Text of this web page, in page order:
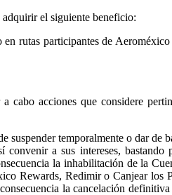
el siguiente beneficio:
rutas participantes de
cabo acciones que considere
suspender temporalmente o dar
a sus intereses,
la inhabilitación de la
Rewards, Redimir o Canjear
la cancelación